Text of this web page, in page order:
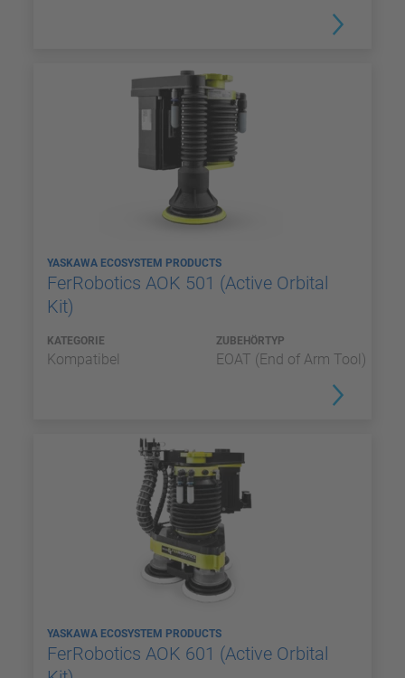
YASKAWA ECOSYSTEM PRODUCTS
FerRobotics AOK 501 (Active Orbital
Kit)
KATEGORIE
Kompatibel
ZUBEHÖRTYP
EOAT (End of Arm Tool)
YASKAWA ECOSYSTEM PRODUCTS
FerRobotics AOK 601 (Active Orbital